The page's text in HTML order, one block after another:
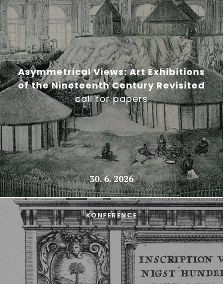
Asymmetrical Views: Art Exhibitions
of the Nineteenth Century Revisited
call for papers
30. 6. 2026
KONFERENCE